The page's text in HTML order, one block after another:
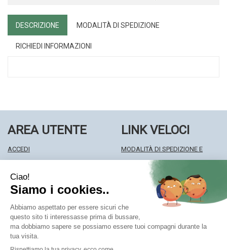
DESCRIZIONE MODALITÀ DI SPEDIZIONE
RICHIEDI INFORMAZIONI
AREA UTENTE
ACCEDI
WISHLIST
ISCRIZIONE ALLA NEWSLETTER
LINK VELOCI
MODALITÀ DI SPEDIZIONE E
MODALITÀ DI PAGAMENTO
INFORMATIVA PRIVACY
CONDIZIONI DI VENDITA
Farmacia Centrale Srl